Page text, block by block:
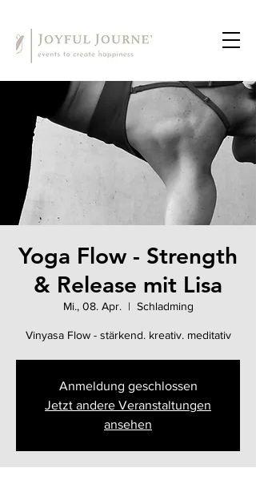
Yoga Flow - Strength
& Release mit Lisa
Mi., 08. Apr.
  |
Schladming
Vinyasa Flow - stärkend. kreativ. meditativ
Anmeldung geschlossen
Jetzt andere Veranstaltungen
ansehen